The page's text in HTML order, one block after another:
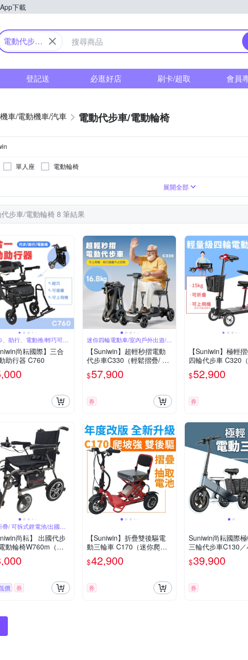
App下載
購物中心
電動代步車/
登記送 必逛好店 刷卡/超取 會員
機車/電動機車/汽車 電動代步車/電動輪椅
單人座 電動輪椅
展開全部
步車/電動輪椅 8 筆結果
、助行、電動推/輕巧可摺
尚耘國際】三合
助行器 C760
迷你四輪電動車/室內戶外出遊/國
內外旅行
【Suniwin】超輕秒摺電動
代步車C330（輕鬆摺疊/ 出
國首選/ 老人長輩/ 室內戶外
出遊）
$57,900
券
【Suniwin】極輕
四輪代步車 C320
疊/ 出國首選/ 老人
內戶外出遊）
$52,900
券
疊/ 可拆式鋰電池/出國首
尚耘】 出國代步
動輪椅W760m（輕
疊/ 可拆式鋰電池/ 出國
價 券
【Suniwin】折疊雙後驅電
動三輪車 C170（迷你爬坡
強/ 老年代步車/ 室內戶外出
遊）
$42,900
券
Suniwin尚耘國際
三輪代步車C130
／室內戶外出遊
$39,900
券